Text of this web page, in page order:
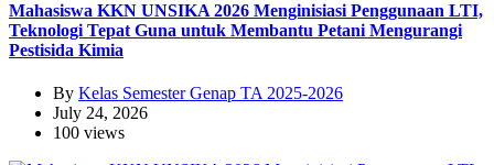
Mahasiswa KKN UNSIKA 2026 Menginisiasi Penggunaan LTI,
Teknologi Tepat Guna untuk Membantu Petani Mengurangi
Pestisida Kimia
By Kelas Semester Genap TA 2025-2026
July 24, 2026
100 views